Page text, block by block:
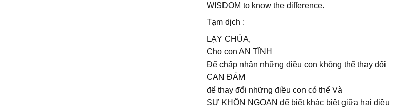
WISDOM to know the difference.
Tạm dịch :
LẠY CHÚA,
Cho con AN TĨNH
Để chấp nhận những điều con không thể thay đổi
CAN ĐẢM
để thay đổi những điều con có thể Và
SỰ KHÔN NGOAN để biết khác biệt giữa hai điều